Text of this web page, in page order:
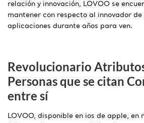
relación y innovación, LOVOO se
mantener con respecto al innovador
aplicaciones durante años para ven.
Revolucionario
Personas que se citan
entre sí
LOVOO, disponible en ios de apple, en